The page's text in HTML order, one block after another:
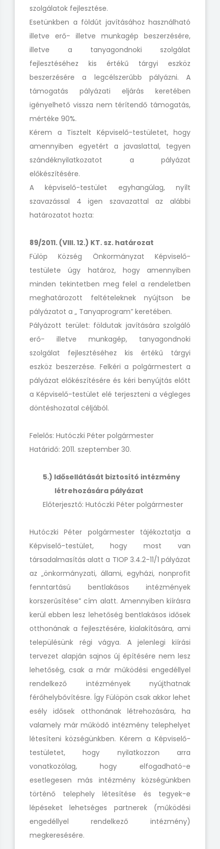
szolgálatok fejlesztése.
Esetünkben a földút javításához használható
illetve erő- illetve munkagép beszerzésére,
illetve a tanyagondnoki szolgálat
fejlesztéséhez kis értékű tárgyi eszköz
beszerzésére a legcélszerűbb pályázni. A
támogatás pályázati eljárás keretében
igényelhető vissza nem térítendő támogatás,
mértéke 90%.
Kérem a Tisztelt Képviselő-testületet, hogy
amennyiben egyetért a javaslattal, tegyen
szándéknyilatkozatot a pályázat
előkészítésére.
A képviselő-testület egyhangúlag, nyílt
szavazással 4 igen szavazattal az alábbi
határozatot hozta:
89/2011. (VIII. 12.) KT. sz. határozat
Fülöp Község Önkormányzat Képviselő-
testülete úgy határoz, hogy amennyiben
minden tekintetben meg felel a rendeletben
meghatározott feltételeknek nyújtson be
pályázatot a „ Tanyaprogram” keretében.
Pályázott terület: földutak javítására szolgáló
erő- illetve munkagép, tanyagondnoki
szolgálat fejlesztéséhez kis értékű tárgyi
eszköz beszerzése. Felkéri a polgármestert a
pályázat előkészítésére és kéri benyújtás előtt
a Képviselő-testület elé terjeszteni a végleges
döntéshozatal céljából.
Felelős: Hutóczki Péter polgármester
Határidő: 2011. szeptember 30.
5.) Idősellátását biztosító intézmény
létrehozására pályázat
Előterjesztő: Hutóczki Péter polgármester
Hutóczki Péter polgármester tájékoztatja a
Képviselő-testület, hogy most van
társadalmasítás alatt a TIOP 3.4.2-11/1 pályázat
az „önkormányzati, állami, egyházi, nonprofit
fenntartású bentlakásos intézmények
korszerűsítése” cím alatt. Amennyiben kiírásra
kerül ebben lesz lehetőség bentlakásos idősek
otthonának a fejlesztésére, kialakítására, ami
településünk régi vágya. A jelenlegi kiírási
tervezet alapján sajnos új építésére nem lesz
lehetőség, csak a már működési engedéllyel
rendelkező intézmények nyújthatnak
férőhelybővítésre. Így Fülöpön csak akkor lehet
esély idősek otthonának létrehozására, ha
valamely már működő intézmény telephelyet
létesíteni községünkben. Kérem a Képviselő-
testületet, hogy nyilatkozzon arra
vonatkozólag, hogy elfogadható-e
esetlegesen más intézmény községünkben
történő telephely létesítése és tegyek-e
lépéseket lehetséges partnerek (működési
engedéllyel rendelkező intézmény)
megkeresésére.